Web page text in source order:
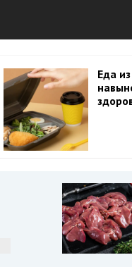
Еда